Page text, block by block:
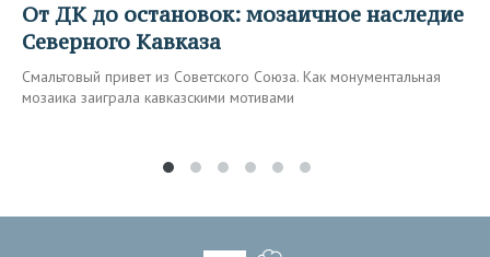
От ДК до остановок: мозаичное наследие
Северного Кавказа
Смальтовый привет из Советского Союза. Как монументальная
мозаика заиграла кавказскими мотивами